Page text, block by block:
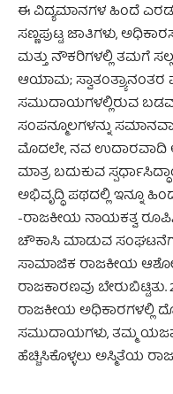
ಈ ವಿದ್ಯಮಾನಗಳ ಹಿಂದೆ
ಸಣ್ಣಪುಟ್ಟ ಜಾತಿಗಳು,
ಮತ್ತು ನೌಕರಿಗಳಲ್ಲಿ ತಮಗೆ
ಆಯಾಮ; ಸ್ವಾತಂತ್ರ್ಯಾನಂತರ
ಸಮುದಾಯಗಳಲ್ಲಿರುವ
ಸಂಪನ್ಮೂಲಗಳನ್ನು
ಮೊದಲೇ, ನವ ಉದಾರವಾದಿ
ಮಾತ್ರ ಬದುಕುವ
ಅಭಿವೃದ್ಧಿ ಪಥದಲ್ಲಿ ಇನ್ನೂ
-ರಾಜಕೀಯ ನಾಯಕತ್ವ
ಚೌಕಾಸಿ ಮಾಡುವ
ಸಾಮಾಜಿಕ ರಾಜಕೀಯ
ರಾಜಕಾರಣವು
ರಾಜಕೀಯ ಅಧಿಕಾರಗಳಲ್ಲಿ
ಸಮುದಾಯಗಳು, ತಮ್ಮ
ಹೆಚ್ಚಿಸಿಕೊಳ್ಳಲು ಅಸ್ಮಿತೆಯ